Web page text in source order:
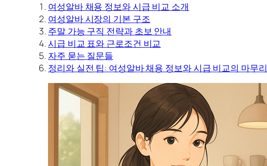
여성알바 채용 정보와 시급 비교 소개
여성알바 시장의 기본 구조
주말 가능 구직 전략과 초보 안내
시급 비교 표와 근로조건 비교
자주 묻는 질문들
정리와 실전 팁: 여성알바 채용 정보와 시급 비교의 마무리